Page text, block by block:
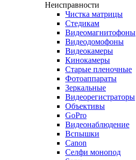
Неисправности
Чистка матрицы
Стедикам
Видеомагнитофоны
Видеодомофоны
Видеокамеры
Кинокамеры
Старые пленочные
Фотоаппараты
Зеркальные
Видеорегистраторы
Объективы
GoPro
Видеонаблюдение
Вспышки
Canon
Селфи монопод